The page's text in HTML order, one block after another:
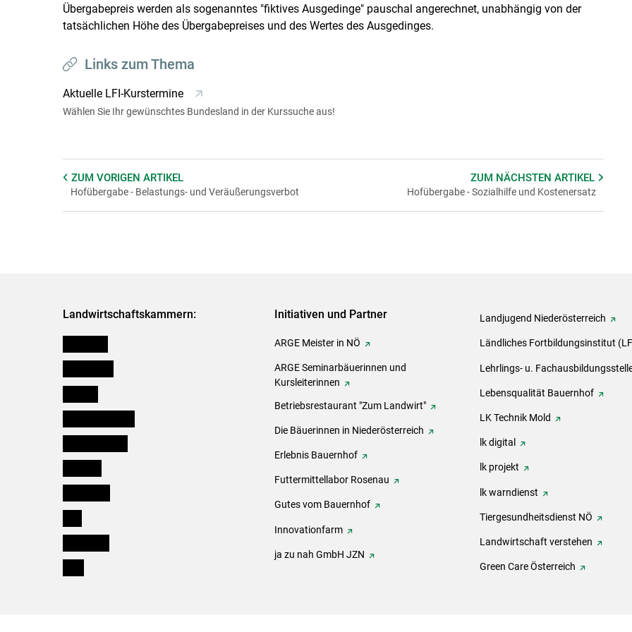
Übergabepreis werden als sogenanntes "fiktives Ausgedinge" pauschal angerechnet, unabhängig von der
tatsächlichen Höhe des Übergabepreises und des Wertes des Ausgedinges.
Links zum Thema
Aktuelle LFI-Kurstermine
Wählen Sie Ihr gewünschtes Bundesland in der Kurssuche aus!
ZUM VORIGEN ARTIKEL
Hofübergabe - Belastungs- und Veräußerungsverbot
ZUM NÄCHSTENARTIKEL
Hofübergabe - Sozialhilfe und Kostenersatz
Landwirtschaftskammern: Initiativen und Partner
ARGE Meister in NÖ
ARGE Seminarbäuerinnen und
Kursleiterinnen
Betriebsrestaurant "Zum Landwirt"
Die Bäuerinnen in Niederösterreich
Erlebnis Bauernhof
Futtermittellabor Rosenau
Gutes vom Bauernhof
Innovationfarm
ja zu nah GmbH JZN
Landjugend Niederösterreich
Ländliches Fortbildungsinstitut
Lehrlings- u.
Lebensqualität Bauernhof
LK Technik Mold
lk digital
lk projekt
lk warndienst
Tiergesundheitsdienst NÖ
Landwirtschaft verstehen
Green Care Österreich